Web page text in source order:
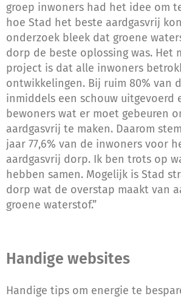
groep inwoners had het idee om
hoe Stad het beste aardgasvrij
onderzoek bleek dat groene
dorp de beste oplossing was. Het
project is dat alle inwoners
ontwikkelingen. Bij ruim 80% van
inmiddels een schouw uitgevoerd
bewoners wat er moet gebeuren
aardgasvrij te maken. Daarom
jaar 77,6% van de inwoners voor
aardgasvrij dorp. Ik ben trots op
hebben samen. Mogelijk is Stad
dorp wat de overstap maakt van
groene waterstof.”
Handige websites
Handige tips om energie te